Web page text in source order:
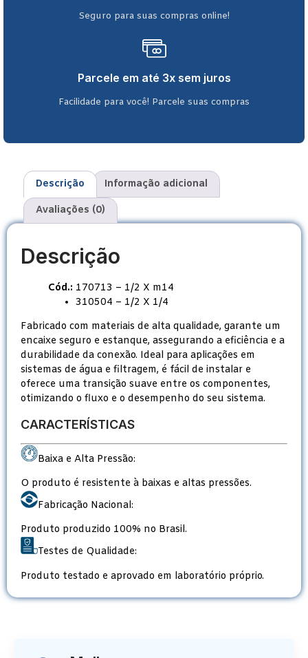
Seguro para suas compras online!
Parcele em até 3x sem juros
Facilidade para você! Parcele suas compras
Descrição Informação adicional
Avaliações (0)
Descrição
Cód.: 170713 – 1/2 X m14
310504 – 1/2 X 1/4
Fabricado com materiais de alta qualidade, garante um
encaixe seguro e estanque, assegurando a eficiência e a
durabilidade da conexão. Ideal para aplicações em
sistemas de água e filtragem, é fácil de instalar e
oferece uma transição suave entre os componentes,
otimizando o fluxo e o desempenho do seu sistema.
CARACTERÍSTICAS
Baixa e Alta Pressão:
O produto é resistente à baixas e altas pressões.
Fabricação Nacional:
Produto produzido 100% no Brasil.
Testes de Qualidade:
Produto testado e aprovado em laboratório próprio.